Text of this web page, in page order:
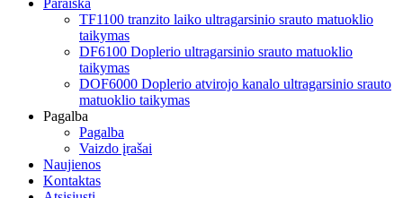
TF1100 tranzito laiko ultragarsinio srauto matuoklio
taikymas
DF6100 Doplerio ultragarsinio srauto matuoklio
taikymas
DOF6000 Doplerio atvirojo kanalo ultragarsinio srauto
matuoklio taikymas
Pagalba
Pagalba
Vaizdo įrašai
Naujienos
Kontaktas